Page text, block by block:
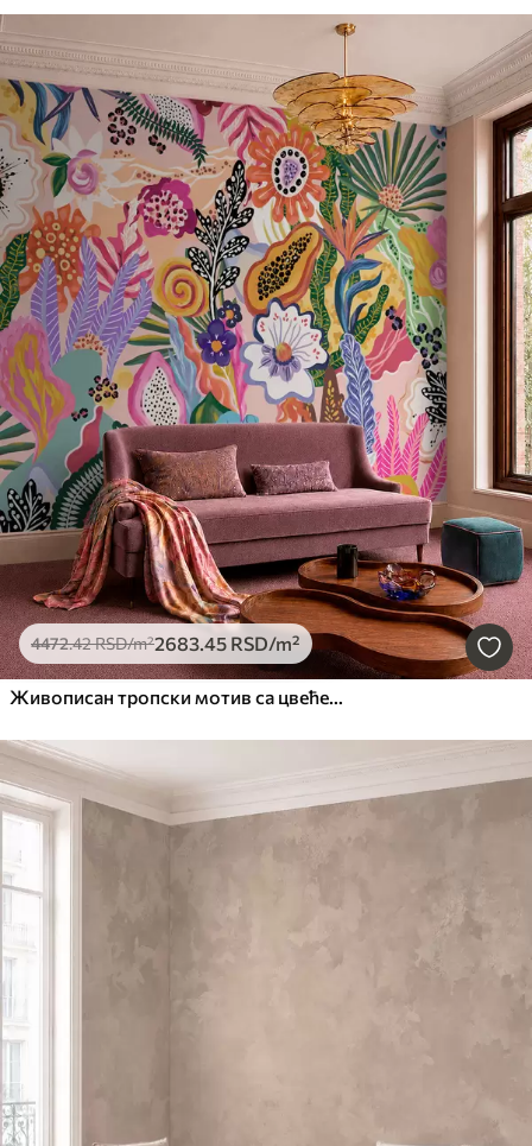
4472.42RSD/m²2683.45 RSD/m²
Живописан тропски мотив са цвећем, лишћем и шареним воћем